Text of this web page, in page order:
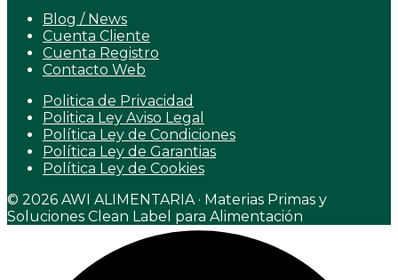
Blog / News
Cuenta Cliente
Cuenta Registro
Contacto Web
Politica de Privacidad
Politica Ley Aviso Legal
Política Ley de Condiciones
Política Ley de Garantias
Política Ley de Cookies
© 2026 AWI ALIMENTARIA · Materias Primas y
Soluciones Clean Label para Alimentación